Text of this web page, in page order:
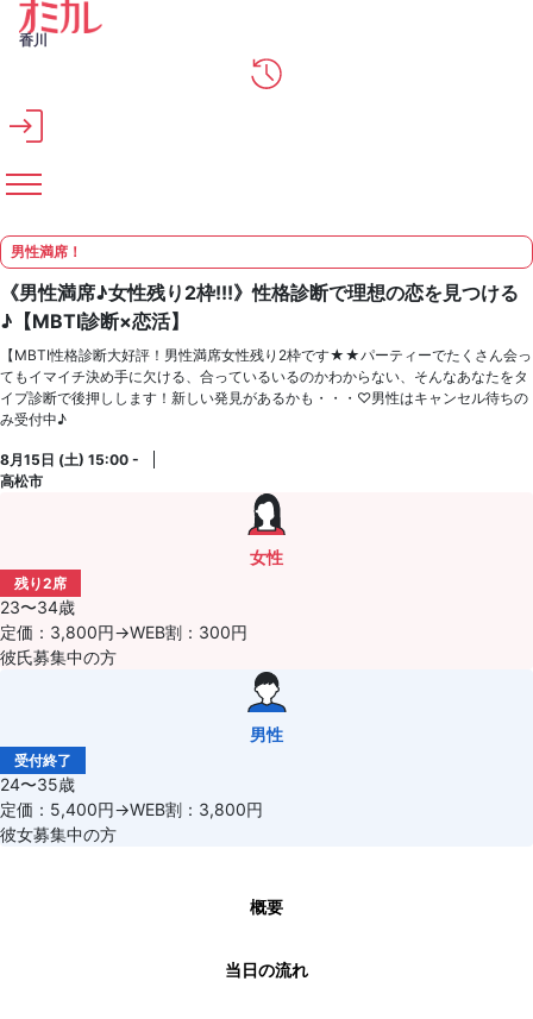
メインコンテンツへスキップ
香川
男性満席！
《男性満席♪女性残り2枠!!!》性格診断で理想の恋を見つける
♪【MBTI診断×恋活】
【MBTI性格診断大好評！男性満席女性残り2枠です★★パーティーでたくさん会っ
てもイマイチ決め手に欠ける、合っているいるのかわからない、そんなあなたをタ
イプ診断で後押しします！新しい発見があるかも・・・♡男性はキャンセル待ちの
み受付中♪
8月15日 (土) 15:00 -
高松市
女性
残り2席
23〜34歳
定価：3,800円→WEB割：300円
彼氏募集中の方
男性
受付終了
24〜35歳
定価：5,400円→WEB割：3,800円
彼女募集中の方
概要
当日の流れ